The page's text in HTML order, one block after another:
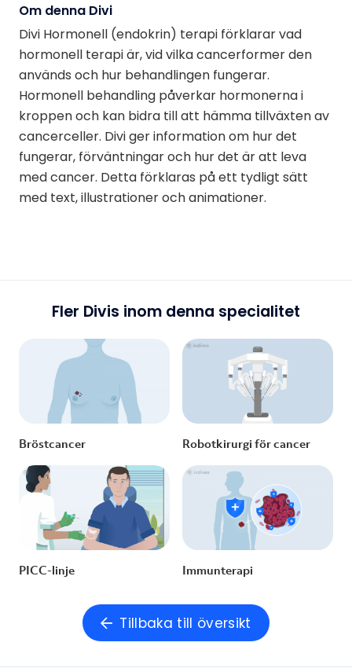
Om denna Divi
Divi Hormonell (endokrin) terapi förklarar vad
hormonell terapi är, vid vilka cancerformer den
används och hur behandlingen fungerar.
Hormonell behandling påverkar hormonerna i
kroppen och kan bidra till att hämma tillväxten av
cancerceller. Divi ger information om hur det
fungerar, förväntningar och hur det är att leva
med cancer. Detta förklaras på ett tydligt sätt
med text, illustrationer och animationer.
Fler Divis inom denna specialitet
Bröstcancer Robotkirurgi för cancer
PICC-linje Immunterapi
Tillbaka till översikt